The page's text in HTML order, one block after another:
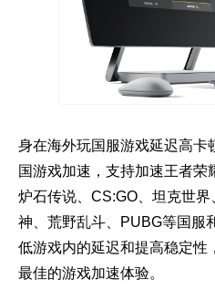
身在海外玩国服游戏延迟高卡
国游戏加速，支持加速王者荣
炉石传说、CS:GO、坦克世
神、荒野乱斗、PUBG等国服
低游戏内的延迟和提高稳定性
最佳的游戏加速体验。